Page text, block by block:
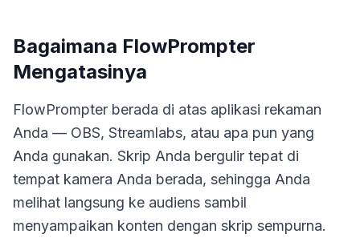
Bagaimana FlowPrompter
Mengatasinya
FlowPrompter berada di atas aplikasi rekaman
Anda — OBS, Streamlabs, atau apa pun yang
Anda gunakan. Skrip Anda bergulir tepat di
tempat kamera Anda berada, sehingga Anda
melihat langsung ke audiens sambil
menyampaikan konten dengan skrip sempurna.